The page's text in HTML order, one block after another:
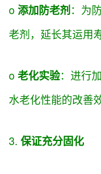
o添加防老剂：为
老剂，延长其运用
o老化实验：进行
水老化性能的改善
3. 保证充分固化